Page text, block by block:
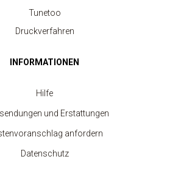
Tunetoo
Druckverfahren
INFORMATIONEN
Hilfe
und Erstattungen
anfordern
Datenschutz